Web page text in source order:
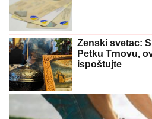
Ženski svetac:
Petku Trnovu,
ispoštujte